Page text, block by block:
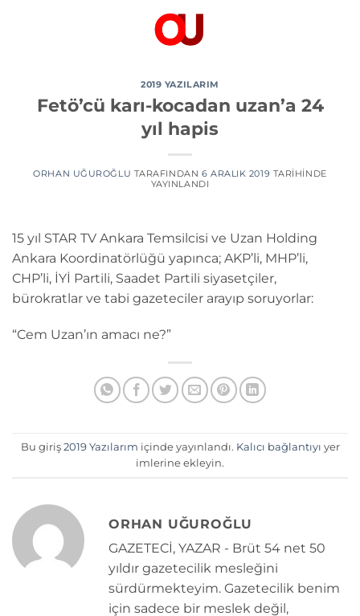
2019 YAZILARIM
Fetö’cü karı-kocadan uzan’a 24
yıl hapis
ORHAN UĞUROĞLU TARAFINDAN 6 ARALIK 2019 TARIHINDE
YAYINLANDI
15 yıl STAR TV Ankara Temsilcisi ve Uzan Holding
Ankara Koordinatörlüğü yapınca; AKP’li, MHP’li,
CHP’li, İYİ Partili, Saadet Partili siyasetçiler,
bürokratlar ve tabi gazeteciler arayıp soruyorlar:
“Cem Uzan’ın amacı ne?”
Bu giriş 2019 Yazılarım içinde yayınlandı. Kalıcı bağlantıyı yer
imlerine ekleyin.
ORHAN UĞUROĞLU
GAZETECİ, YAZAR - Brüt 54 net 50
yıldır gazetecilik mesleğini
sürdürmekteyim. Gazetecilik benim
için sadece bir meslek değil,